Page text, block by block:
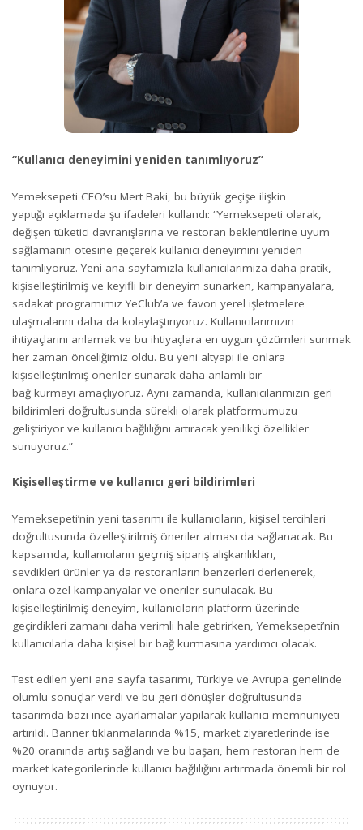
“Kullanıcı deneyimini yeniden tanımlıyoruz”
Yemeksepeti CEO’su Mert Baki, bu büyük geçişe ilişkin
yaptığı açıklamada şu ifadeleri kullandı: “Yemeksepeti olarak,
değişen tüketici davranışlarına ve restoran beklentilerine uyum
sağlamanın ötesine geçerek kullanıcı deneyimini yeniden
tanımlıyoruz. Yeni ana sayfamızla kullanıcılarımıza daha pratik,
kişiselleştirilmiş ve keyifli bir deneyim sunarken, kampanyalara,
sadakat programımız YeClub’a ve favori yerel işletmelere
ulaşmalarını daha da kolaylaştırıyoruz. Kullanıcılarımızın
ihtiyaçlarını anlamak ve bu ihtiyaçlara en uygun çözümleri sunmak
her zaman önceliğimiz oldu. Bu yeni altyapı ile onlara
kişiselleştirilmiş öneriler sunarak daha anlamlı bir
bağ kurmayı amaçlıyoruz. Aynı zamanda, kullanıcılarımızın geri
bildirimleri doğrultusunda sürekli olarak platformumuzu
geliştiriyor ve kullanıcı bağlılığını artıracak yenilikçi özellikler
sunuyoruz.”
Kişiselleştirme ve kullanıcı geri bildirimleri
Yemeksepeti’nin yeni tasarımı ile kullanıcıların, kişisel tercihleri
doğrultusunda özelleştirilmiş öneriler alması da sağlanacak. Bu
kapsamda, kullanıcıların geçmiş sipariş alışkanlıkları,
sevdikleri ürünler ya da restoranların benzerleri derlenerek,
onlara özel kampanyalar ve öneriler sunulacak. Bu
kişiselleştirilmiş deneyim, kullanıcıların platform üzerinde
geçirdikleri zamanı daha verimli hale getirirken, Yemeksepeti’nin
kullanıcılarla daha kişisel bir bağ kurmasına yardımcı olacak.
Test edilen yeni ana sayfa tasarımı, Türkiye ve Avrupa genelinde
olumlu sonuçlar verdi ve bu geri dönüşler doğrultusunda
tasarımda bazı ince ayarlamalar yapılarak kullanıcı memnuniyeti
artırıldı. Banner tıklanmalarında %15, market ziyaretlerinde ise
%20 oranında artış sağlandı ve bu başarı, hem restoran hem de
market kategorilerinde kullanıcı bağlılığını artırmada önemli bir rol
oynuyor.